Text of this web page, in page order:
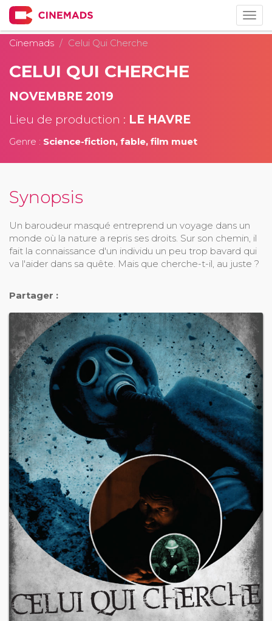
Cinemads
Celui Qui Cherche
CELUI QUI CHERCHE
NOVEMBRE 2019
Lieu de production : LE HAVRE
Genre : Science-fiction, fable, film muet
Synopsis
Un baroudeur masqué entreprend un voyage dans un
monde où la nature a repris ses droits. Sur son chemin, il
fait la connaissance d'un individu un peu trop bavard qui
va l'aider dans sa quête. Mais que cherche-t-il, au juste ?
Partager :